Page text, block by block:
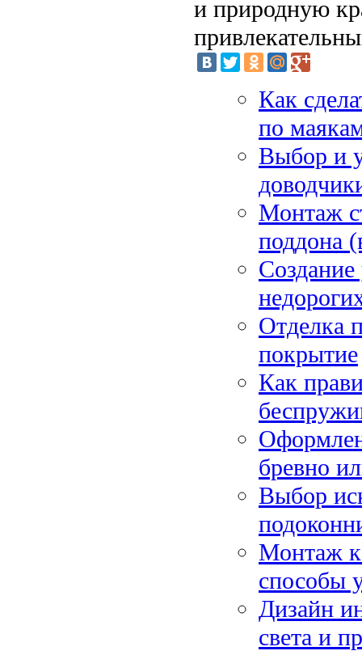
и природную
Как
по
Выбор и
Монтаж
поддона
Отделка
покрытие
Как
бревно
Выбор
Монтаж
способы
Дизайн
света и